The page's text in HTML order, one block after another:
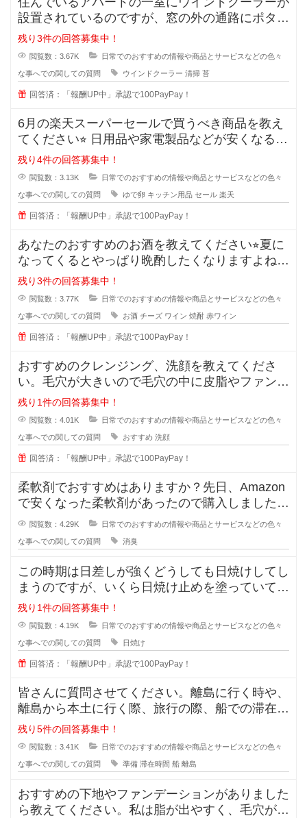
設置されているのですが、窓の外の通路にポタポ
タ水が流れるので、すぐに緑のコケ
残り3件の回答募集中！
閲覧数：3.67K 日常でのおすすめの情報や商品とサービスなどの色々
な事へでの関しての質問 ウインドクーラー 清掃 苔
回答済：「報酬UP中」承認で100PayPay！
6月の楽天スーパーセールで買うべき商品を教え
てください⭐︎ 日用品や家電製品などが安くなる楽
天スーパ
残り4件の回答募集中！
閲覧数：3.13K 日常でのおすすめの情報や商品とサービスなどの色々
な事へでの関しての質問 ゆで卵 キッチン用品 セール 楽天
回答済：「報酬UP中」承認で100PayPay！
あなたのおすすめのお酒を教えてください⭐︎夏に
なってくるとやっぱり晩酌したくなりますよね。
でも糖質などが気
残り3件の回答募集中！
閲覧数：3.77K 日常でのおすすめの情報や商品とサービスなどの色々
な事へでの関しての質問 お酒 チーズ ワイン 焼酎 赤ワイン
回答済：「報酬UP中」承認で100PayPay！
おすすめのクレンジング、洗顔を教えてくださ
い。毛穴が大きいので毛穴の中に皮脂やファンデ
ーションが残りやすいです。
残り1件の回答募集中！
閲覧数：4.01K 日常でのおすすめの情報や商品とサービスなどの色々
な事へでの関しての質問 おすすめ 洗顔
回答済：「報酬UP中」承認で100PayPay！
柔軟剤でおすすめはありますか？先日、Amazon
で安くなった柔軟剤があったので購入しました
が、苦手な匂いでした。
閲覧数：4.29K 日常でのおすすめの情報や商品とサービスなどの色々
な事へでの関しての質問 消臭
この時期は日差しが強くどうしても日焼けしてし
まうのですが、いくら日焼け止めを塗っていても
半袖のあとはできてしまいます。
残り1件の回答募集中！
閲覧数：4.19K 日常でのおすすめの情報や商品とサービスなどの色々
な事へでの関しての質問 日焼け
回答済：「報酬UP中」承認で100PayPay！
皆さんに質問させてください。離島に行く時や、
離島から本土に行く際、旅行の際、船での滞在時
間が3時間ほどと長い場合、小さい
残り5件の回答募集中！
閲覧数：3.41K 日常でのおすすめの情報や商品とサービスなどの色々
な事へでの関しての質問 準備 滞在時間 船 離島
おすすめの下地やファンデーションがありました
ら教えてください。私は脂が出やすく、毛穴が目